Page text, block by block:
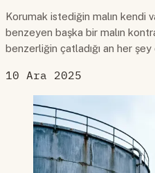
Korumak istediğin malın kendi
benzeyen başka bir malın
benzerliğin çatladığı an her şey
10 Ara 2025